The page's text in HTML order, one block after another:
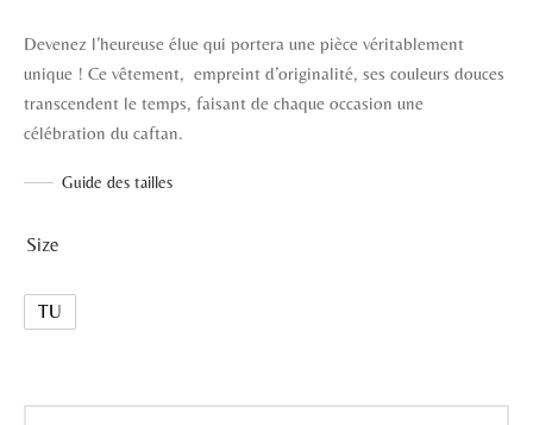
Devenez l’heureuse élue qui portera une pièce véritablement
unique ! Ce vêtement, empreint d’originalité, ses couleurs douces
transcendent le temps, faisant de chaque occasion une
célébration du caftan.
Guide des tailles
Size
TU